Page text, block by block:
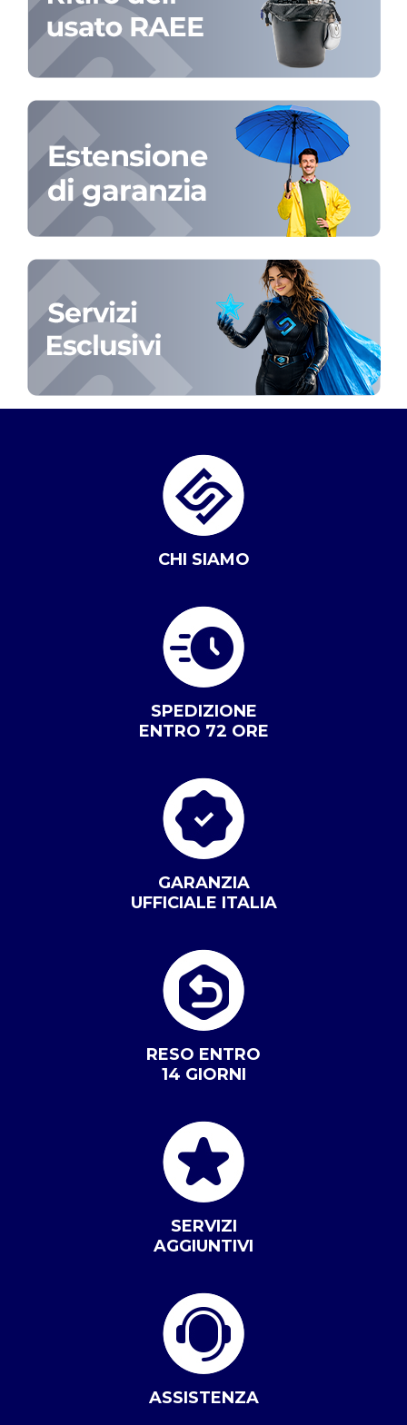
CHI SIAMO
SPEDIZIONE
ENTRO 72 ORE
GARANZIA
UFFICIALE ITALIA
RESO ENTRO
14 GIORNI
SERVIZI
AGGIUNTIVI
ASSISTENZA